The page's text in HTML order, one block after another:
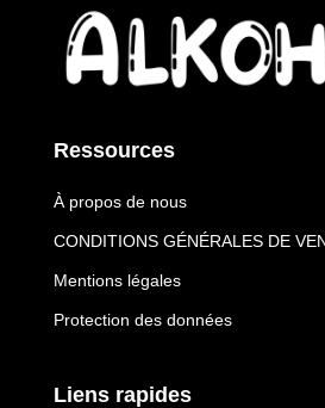
Ressources
À propos de nous
CONDITIONS GÉNÉRALES DE
Mentions légales
Protection des données
Liens rapides